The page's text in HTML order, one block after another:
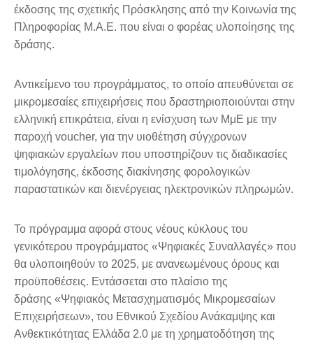
έκδοσης της σχετικής Πρόσκλησης από την Κοινωνία της
Πληροφορίας Μ.Α.Ε. που είναι ο φορέας υλοποίησης της
δράσης.
Αντικείμενο του προγράμματος, το οποίο απευθύνεται σε
μικρομεσαίες επιχειρήσεις που δραστηριοποιούνται στην
ελληνική επικράτεια, είναι η ενίσχυση των ΜμΕ με την
παροχή voucher, για την υιοθέτηση σύγχρονων
ψηφιακών εργαλείων που υποστηρίζουν τις διαδικασίες
τιμολόγησης, έκδοσης διακίνησης φορολογικών
παραστατικών και διενέργειας ηλεκτρονικών πληρωμών.
Το πρόγραμμα αφορά στους νέους κύκλους του
γενικότερου προγράμματος «Ψηφιακές Συναλλαγές» που
θα υλοποιηθούν το 2025, με ανανεωμένους όρους και
προϋποθέσεις. Εντάσσεται στο πλαίσιο της
δράσης «Ψηφιακός Μετασχηματισμός Μικρομεσαίων
Επιχειρήσεων», του Εθνικού Σχεδίου Ανάκαμψης και
Ανθεκτικότητας Ελλάδα 2.0 με τη χρηματοδότηση της